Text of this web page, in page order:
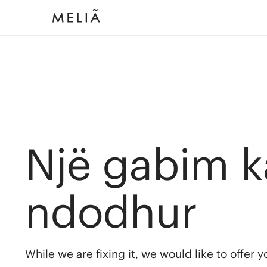
Një gabim
ndodhur
While we are fixing it, we would like to offer